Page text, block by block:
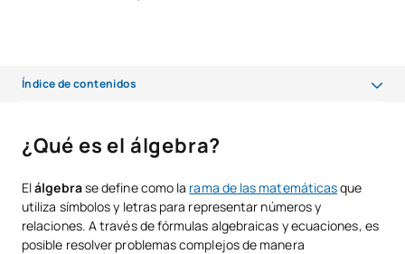
Índice de contenidos
¿Qué es lo más importante del álgebra?
Tipos de álgebra
¿Qué problemas resuelve el álgebra?
¿Qué es el álgebra?
Elálgebrase define como la rama de las matemáticasque
utiliza símbolos y letras para representar números y
relaciones. A través de fórmulas algebraicas y ecuaciones, es
posible resolver problemas complejos de manera